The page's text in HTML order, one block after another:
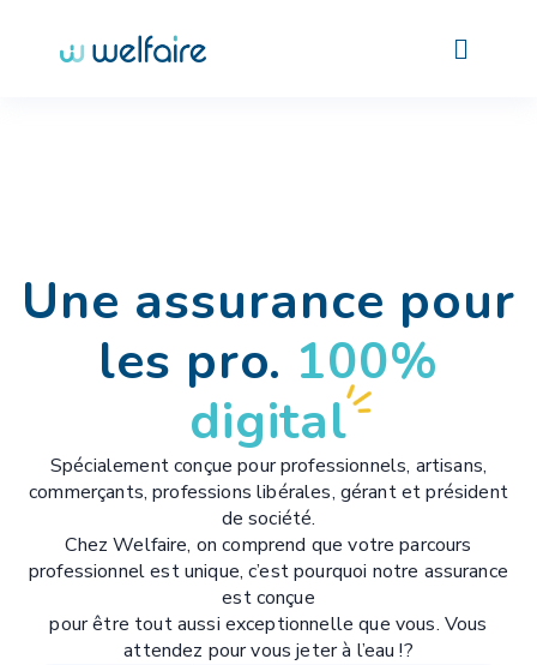
Une assurance pour
les pro. 100%
digital
Spécialement conçue pour professionnels, artisans,
commerçants, professions libérales, gérant et président
de société.
Chez Welfaire, on comprend que votre parcours
professionnel est unique, c’est pourquoi notre assurance
est conçue
pour être tout aussi exceptionnelle que vous. Vous
attendez pour vous jeter à l’eau !?